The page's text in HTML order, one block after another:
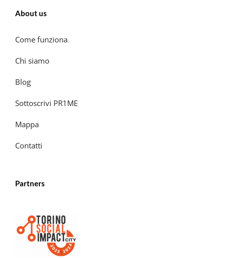
About us
Come funziona
Chi siamo
Blog
Sottoscrivi PR1ME
Mappa
Contatti
Partners